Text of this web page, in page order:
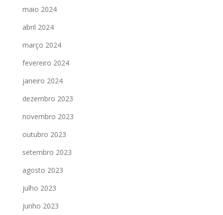
maio 2024
abril 2024
março 2024
fevereiro 2024
janeiro 2024
dezembro 2023
novembro 2023
outubro 2023
setembro 2023
agosto 2023
julho 2023
junho 2023